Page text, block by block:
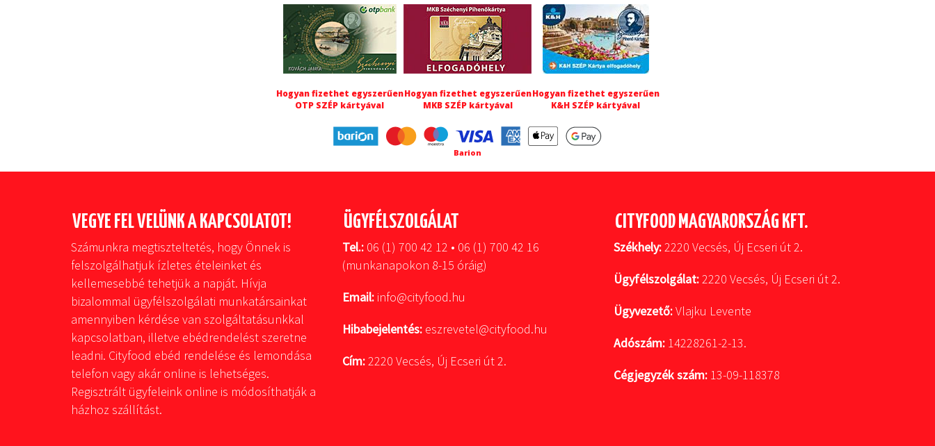
Hogyan fizethet egyszerűen
OTP SZÉP kártyával
Hogyan fizethet egyszerűen
MKB SZÉP kártyával
Hogyan fizethet egyszerűen
K&H SZÉP kártyával
Barion
VEGYE FEL VELÜNK A KAPCSOLATOT!
Számunkra megtiszteltetés, hogy Önnek is
felszolgálhatjuk ízletes ételeinket és
kellemesebbé tehetjük a napját. Hívja
bizalommal ügyfélszolgálati munkatársainkat
amennyiben kérdése van szolgáltatásunkkal
kapcsolatban, illetve ebédrendelést szeretne
leadni. Cityfood ebéd rendelése és lemondása
telefon vagy akár online is lehetséges.
Regisztrált ügyfeleink online is módosíthatják a
házhoz szállítást.
ÜGYFÉLSZOLGÁLAT
Tel.: 06 (1) 700 42 12 • 06 (1) 700 42 16
(munkanapokon 8-15 óráig)
Email: info@cityfood.hu
Hibabejelentés: eszrevetel@cityfood.hu
Cím:2220 Vecsés, Új Ecseri út 2.
CITYFOOD MAGYARORSZÁG KFT.
Székhely:2220 Vecsés, Új Ecseri út 2.
Ügyfélszolgálat:2220 Vecsés, Új Ecseri út 2.
Ügyvezető:Vlajku Levente
Adószám: 14228261-2-13.
Cégjegyzék szám: 13-09-118378